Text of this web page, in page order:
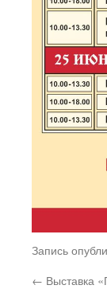
Запись
← Выставка